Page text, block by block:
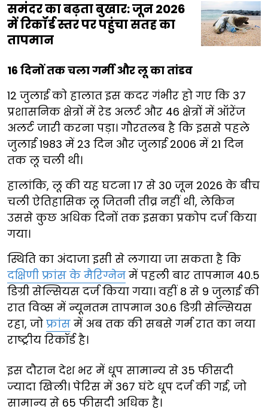
समंदर का बढ़ता बुखार: जून 2026
में रिकॉर्ड स्तर पर पहुंचा सतह का
तापमान
16 दिनों तक चला गर्मी और लू का तांडव
12 जुलाई को हालात इस कदर गंभीर हो गए कि 37
प्रशासनिक क्षेत्रों में रेड अलर्ट और 46 क्षेत्रों में ऑरेंज
अलर्ट जारी करना पड़ा। गौरतलब है कि इससे पहले
जुलाई 1983 में 23 दिन और जुलाई 2006 में 21 दिन
तक लू चली थी।
हालांकि, लू की यह घटना 17 से 30 जून 2026 के बीच
चली ऐतिहासिक लू जितनी तीव्र नहीं थी, लेकिन
उससे कुछ अधिक दिनों तक इसका प्रकोप दर्ज किया
गया।
स्थिति का अंदाजा इसी से लगाया जा सकता है कि
दक्षिणी फ्रांस के मैरिग्नेन में पहली बार तापमान 40.5
डिग्री सेल्सियस दर्ज किया गया। वहीं 8 से 9 जुलाई की
रात विव्स में न्यूनतम तापमान 30.6 डिग्री सेल्सियस
रहा, जो फ्रांस में अब तक की सबसे गर्म रात का नया
राष्ट्रीय रिकॉर्ड है।
इस दौरान देश भर में धूप सामान्य से 35 फीसदी
ज्यादा खिली। पेरिस में 367 घंटे धूप दर्ज की गई, जो
सामान्य से 65 फीसदी अधिक है।